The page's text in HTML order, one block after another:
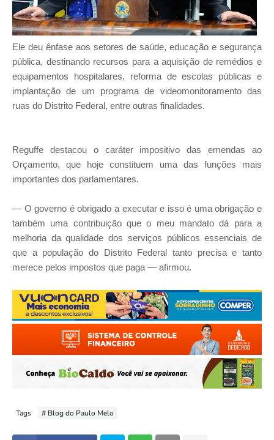
Ele deu ênfase aos setores de saúde, educação e segurança
pública, destinando recursos para a aquisição de remédios e
equipamentos hospitalares, reforma de escolas públicas e
implantação de um programa de videomonitoramento das
ruas do Distrito Federal, entre outras finalidades.
Reguffe destacou o caráter impositivo das emendas ao
Orçamento, que hoje constituem uma das funções mais
importantes dos parlamentares.
— O governo é obrigado a executar e isso é uma obrigação e
também uma contribuição que o meu mandato dá para a
melhoria da qualidade dos serviços públicos essenciais de
que a população do Distrito Federal tanto precisa e tanto
merece pelos impostos que paga — afirmou.
Tags # Blog do Paulo Melo